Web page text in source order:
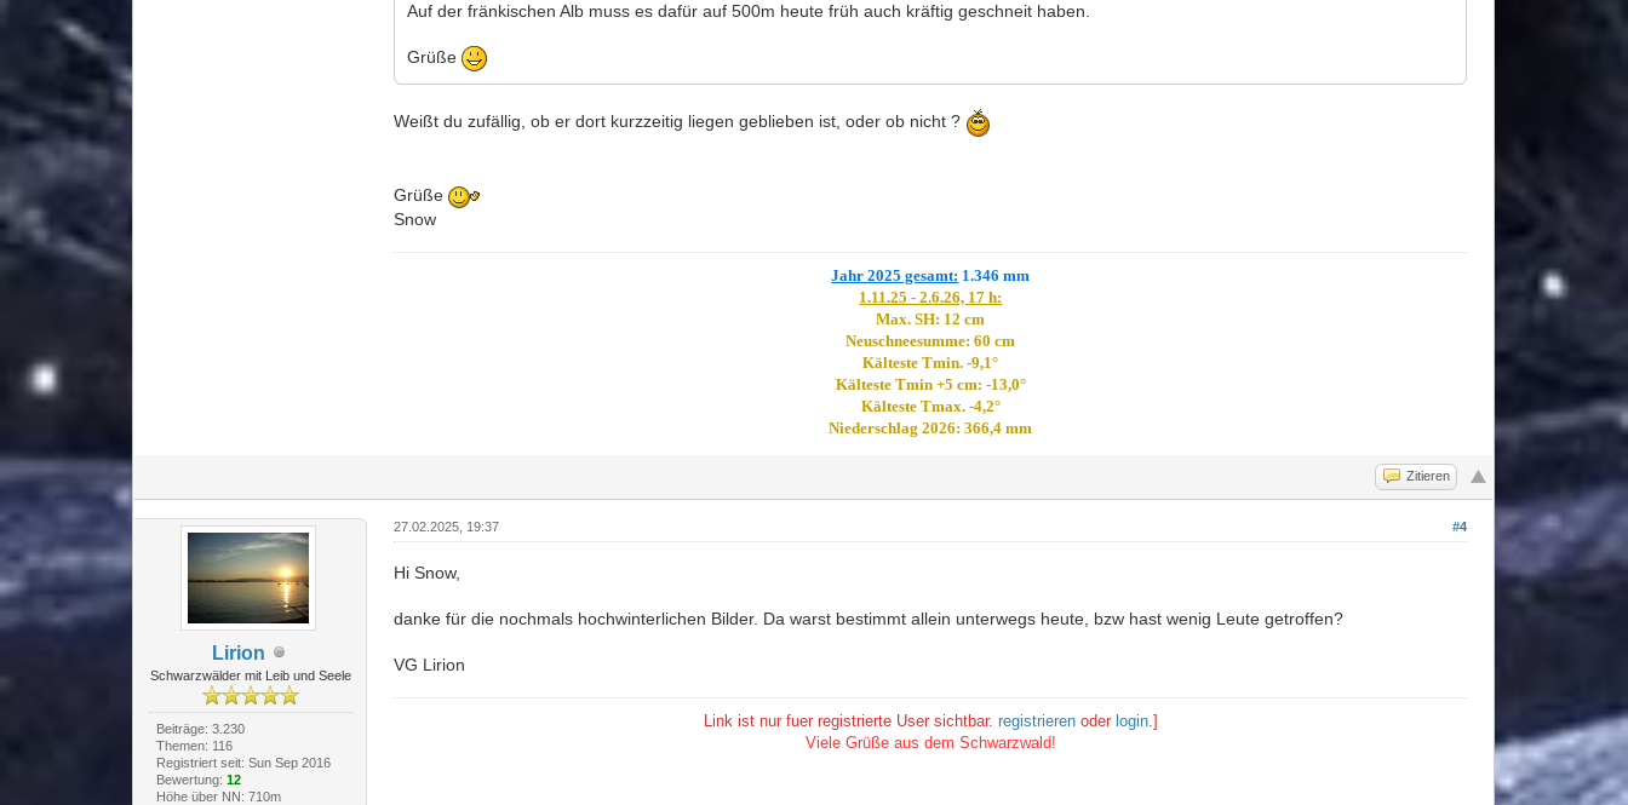
Auf der fränkischen Alb muss es dafür auf 500m heute früh auch kräftig geschneit haben.
Grüße
Weißt du zufällig, ob er dort kurzzeitig liegen geblieben ist, oder ob nicht ?
Grüße
Snow
Jahr 2025 gesamt: 1.346 mm
1.11.25 - 2.6.26, 17 h:
Max. SH: 12 cm
Neuschneesumme: 60 cm
Kälteste Tmin. -9,1°
Kälteste Tmin +5 cm: -13,0°
Kälteste Tmax. -4,2°
Niederschlag 2026: 366,4 mm
Zitieren
Lirion
Schwarzwälder mit Leib und Seele
Beiträge: 3.230
Themen: 116
Registriert seit: Sun Sep 2016
Bewertung: 12
Höhe über NN: 710m
#4
27.02.2025, 19:37
Hi Snow,
danke für die nochmals hochwinterlichen Bilder. Da warst bestimmt allein unterwegs heute, bzw hast wenig Leute getroffen?
VG Lirion
Link ist nur fuer registrierte User sichtbar. registrierenoder login.]
Viele Grüße aus dem Schwarzwald!